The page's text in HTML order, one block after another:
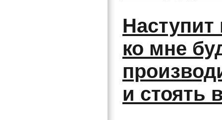
Наступит
ко мне
и стоять